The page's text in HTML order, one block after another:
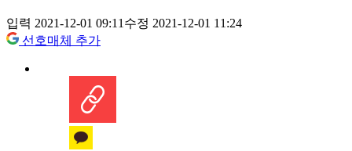
입력 2021-12-01 09:11수정 2021-12-01 11:24
선호매체 추가